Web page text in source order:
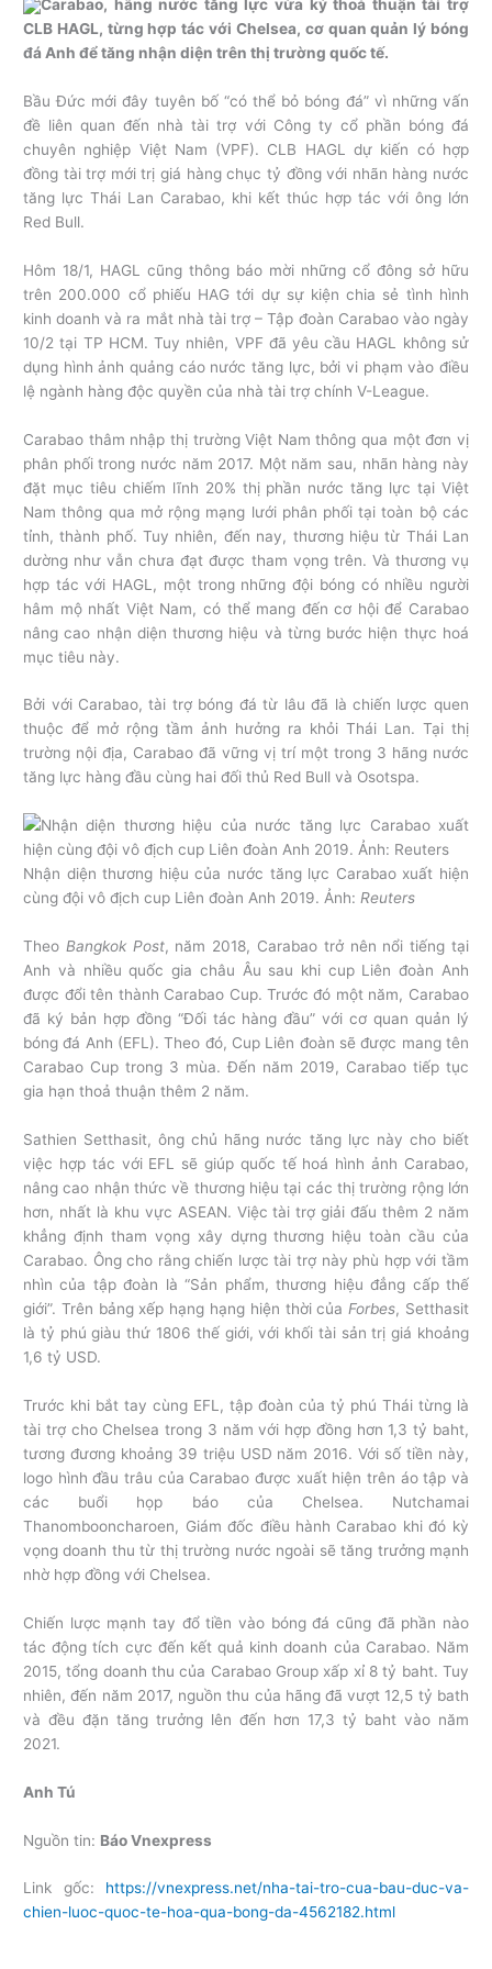
Carabao, hãng nước tăng lực vừa ký thoả thuận tài trợ
CLB HAGL, từng hợp tác với Chelsea, cơ quan quản lý bóng
đá Anh để tăng nhận diện trên thị trường quốc tế.
Bầu Đức mới đây tuyên bố “có thể bỏ bóng đá” vì những vấn
đề liên quan đến nhà tài trợ với Công ty cổ phần bóng đá
chuyên nghiệp Việt Nam (VPF). CLB HAGL dự kiến có hợp
đồng tài trợ mới trị giá hàng chục tỷ đồng với nhãn hàng nước
tăng lực Thái Lan Carabao, khi kết thúc hợp tác với ông lớn
Red Bull.
Hôm 18/1, HAGL cũng thông báo mời những cổ đông sở hữu
trên 200.000 cổ phiếu HAG tới dự sự kiện chia sẻ tình hình
kinh doanh và ra mắt nhà tài trợ – Tập đoàn Carabao vào ngày
10/2 tại TP HCM. Tuy nhiên, VPF đã yêu cầu HAGL không sử
dụng hình ảnh quảng cáo nước tăng lực, bởi vi phạm vào điều
lệ ngành hàng độc quyền của nhà tài trợ chính V-League.
Carabao thâm nhập thị trường Việt Nam thông qua một đơn vị
phân phối trong nước năm 2017. Một năm sau, nhãn hàng này
đặt mục tiêu chiếm lĩnh 20% thị phần nước tăng lực tại Việt
Nam thông qua mở rộng mạng lưới phân phối tại toàn bộ các
tỉnh, thành phố. Tuy nhiên, đến nay, thương hiệu từ Thái Lan
dường như vẫn chưa đạt được tham vọng trên. Và thương vụ
hợp tác với HAGL, một trong những đội bóng có nhiều người
hâm mộ nhất Việt Nam, có thể mang đến cơ hội để Carabao
nâng cao nhận diện thương hiệu và từng bước hiện thực hoá
mục tiêu này.
Bởi với Carabao, tài trợ bóng đá từ lâu đã là chiến lược quen
thuộc để mở rộng tầm ảnh hưởng ra khỏi Thái Lan. Tại thị
trường nội địa, Carabao đã vững vị trí một trong 3 hãng nước
tăng lực hàng đầu cùng hai đối thủ Red Bull và Osotspa.
Nhận diện thương hiệu của nước tăng lực Carabao xuất hiện
cùng đội vô địch cup Liên đoàn Anh 2019. Ảnh:Reuters
Theo Bangkok Post, năm 2018, Carabao trở nên nổi tiếng tại
Anh và nhiều quốc gia châu Âu sau khi cup Liên đoàn Anh
được đổi tên thành Carabao Cup. Trước đó một năm, Carabao
đã ký bản hợp đồng “Đối tác hàng đầu” với cơ quan quản lý
bóng đá Anh (EFL). Theo đó, Cup Liên đoàn sẽ được mang tên
Carabao Cup trong 3 mùa. Đến năm 2019, Carabao tiếp tục
gia hạn thoả thuận thêm 2 năm.
Sathien Setthasit, ông chủ hãng nước tăng lực này cho biết
việc hợp tác với EFL sẽ giúp quốc tế hoá hình ảnh Carabao,
nâng cao nhận thức về thương hiệu tại các thị trường rộng lớn
hơn, nhất là khu vực ASEAN. Việc tài trợ giải đấu thêm 2 năm
khẳng định tham vọng xây dựng thương hiệu toàn cầu của
Carabao. Ông cho rằng chiến lược tài trợ này phù hợp với tầm
nhìn của tập đoàn là “Sản phẩm, thương hiệu đẳng cấp thế
giới”. Trên bảng xếp hạng hạng hiện thời của Forbes, Setthasit
là tỷ phú giàu thứ 1806 thế giới, với khối tài sản trị giá khoảng
1,6 tỷ USD.
Trước khi bắt tay cùng EFL, tập đoàn của tỷ phú Thái từng là
tài trợ cho Chelsea trong 3 năm với hợp đồng hơn 1,3 tỷ baht,
tương đương khoảng 39 triệu USD năm 2016. Với số tiền này,
logo hình đầu trâu của Carabao được xuất hiện trên áo tập và
các buổi họp báo của Chelsea. Nutchamai
Thanombooncharoen, Giám đốc điều hành Carabao khi đó kỳ
vọng doanh thu từ thị trường nước ngoài sẽ tăng trưởng mạnh
nhờ hợp đồng với Chelsea.
Chiến lược mạnh tay đổ tiền vào bóng đá cũng đã phần nào
tác động tích cực đến kết quả kinh doanh của Carabao. Năm
2015, tổng doanh thu của Carabao Group xấp xỉ 8 tỷ baht. Tuy
nhiên, đến năm 2017, nguồn thu của hãng đã vượt 12,5 tỷ bath
và đều đặn tăng trưởng lên đến hơn 17,3 tỷ baht vào năm
2021.
Anh Tú
Nguồn tin: Báo Vnexpress
Link gốc: https://vnexpress.net/nha-tai-tro-cua-bau-duc-va-
chien-luoc-quoc-te-hoa-qua-bong-da-4562182.html